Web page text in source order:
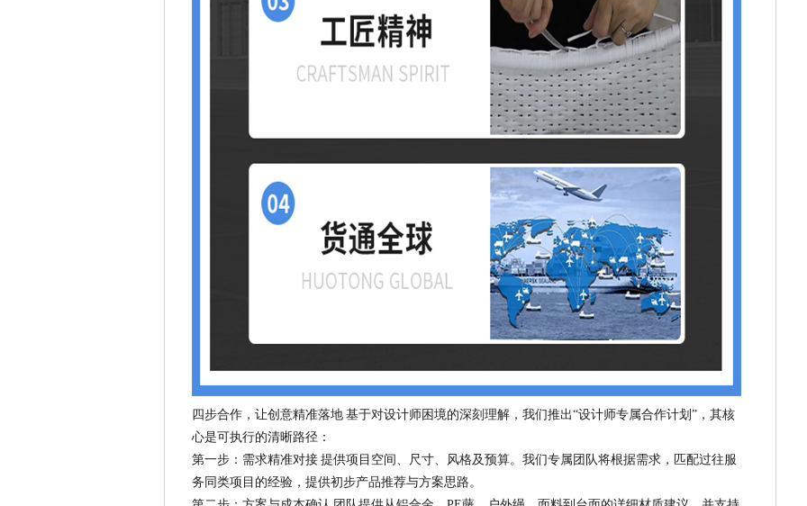
四步合作，让创意精准落地 基于对设计师困境的深刻理解，我们推出“设计师专属合作计划”，其核
心是可执行的清晰路径：
第一步：需求精准对接 提供项目空间、尺寸、风格及预算。我们专属团队将根据需求，匹配过往服
务同类项目的经验，提供初步产品推荐与方案思路。